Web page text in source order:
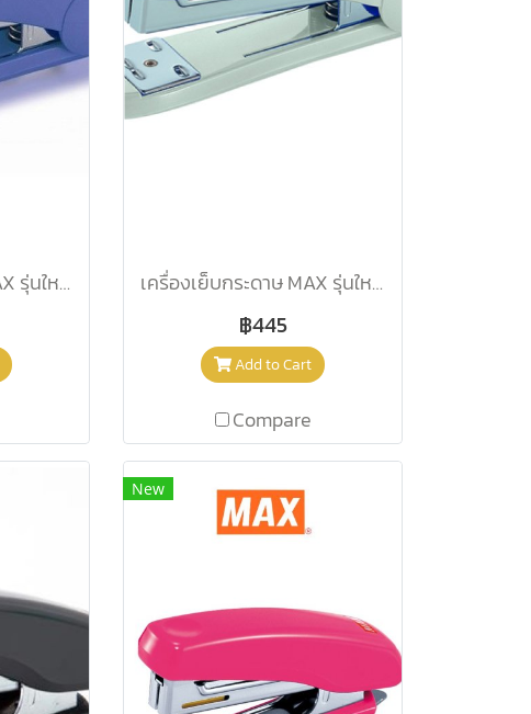
เครื่องเย็บกระดาษ MAX รุ่นใหม่ HD-50 น้ำเงิน เครื่องเย็บกระดาษ MAX รุ่นใหม่ HD-50 เทา
฿445
Add to Cart
Compare
New